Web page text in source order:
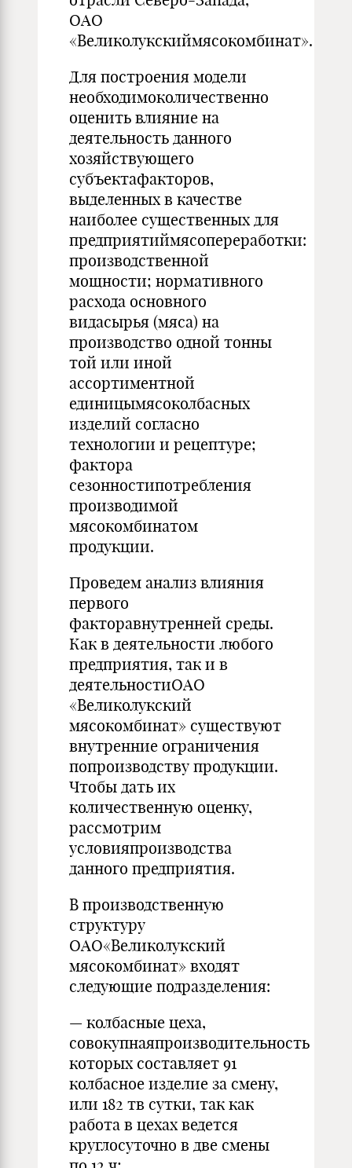
ОАО
«Великолукскиймясокомбинат».
Для построения модели
необходимоколичественно
оценить влияние на
деятельность данного
хозяйствующего
субъектафакторов,
выделенных в качестве
наиболее существенных для
предприятиймясопереработки:
производственной
мощности; нормативного
расхода основного
видасырья (мяса) на
производство одной тонны
той или иной
ассортиментной
единицымясоколбасных
изделий согласно
технологии и рецептуре;
фактора
сезонностипотребления
производимой
мясокомбинатом
продукции.
Проведем анализ влияния
первого
факторавнутренней среды.
Как в деятельности любого
предприятия, так и в
деятельностиОАО
«Великолукский
мясокомбинат» существуют
внутренние ограничения
попроизводству продукции.
Чтобы дать их
количественную оценку,
рассмотрим
условияпроизводства
данного предприятия.
В производственную
структуру
ОАО«Великолукский
мясокомбинат» входят
следующие подразделения:
— колбасные цеха,
совокупнаяпроизводительность
которых составляет 91
колбасное изделие за смену,
или 182 тв сутки, так как
работа в цехах ведется
круглосуточно в две смены